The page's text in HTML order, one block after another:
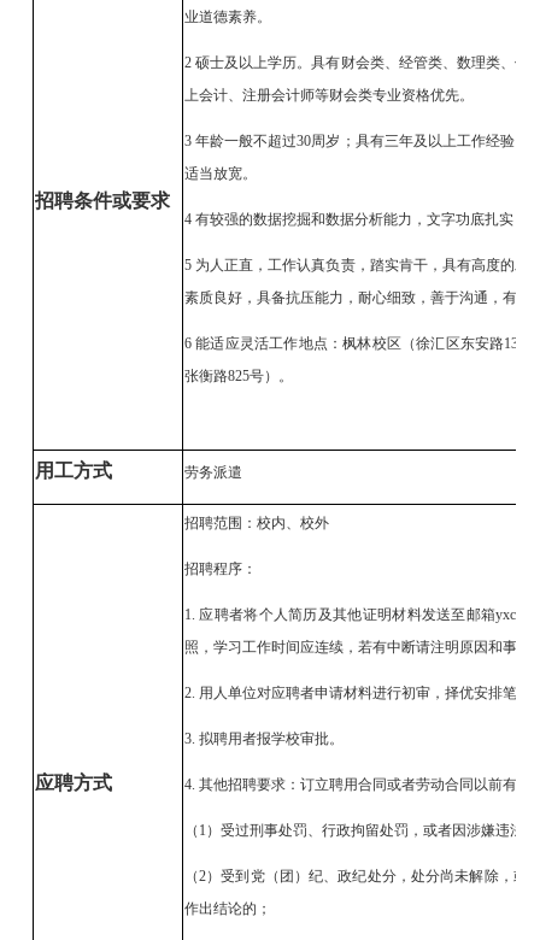
招聘条件或要求
业道德素养。
2 硕士及以上学历。具有财会类、经管类、数理类、信
上会计、注册会计师等财会类专业资格优先。
3 年龄一般不超过30周岁；具有三年及以上工作经验、
适当放宽。
4 有较强的数据挖掘和数据分析能力，文字功底扎实，
5 为人正直，工作认真负责，踏实肯干，具有高度的工
素质良好，具备抗压能力，耐心细致，善于沟通，有亲
6 能适应灵活工作地点：枫林校区（徐汇区东安路130
张衡路825号）。
用工方式 劳务派遣
应聘方式
招聘范围：校内、校外
招聘程序：
1. 应聘者将个人简历及其他证明材料发送至邮箱
照，学习工作时间应连续，若有中断请注明原因和事项
2. 用人单位对应聘者申请材料进行初审，择优安排笔试
3. 拟聘用者报学校审批。
4. 其他招聘要求：订立聘用合同或者劳动合同以前有下
（ 1）受过刑事处罚、行政拘留处罚，或者因涉嫌违法
（2）受到党（团）纪、政纪处分，处分尚未解除，或
作出结论的；